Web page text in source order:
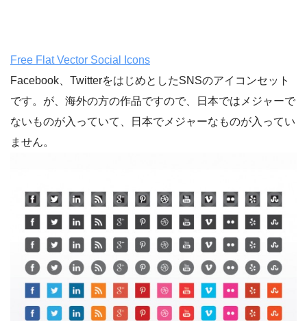
Free Flat Vector Social Icons
Facebook、TwitterをはじめとしたSNSのアイコンセット
です。が、海外の方の作品ですので、日本ではメジャーで
ないものが入っていて、日本でメジャーなものが入ってい
ません。